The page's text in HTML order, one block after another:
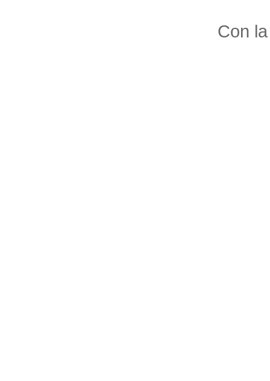
Con